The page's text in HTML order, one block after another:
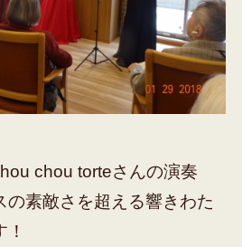
chou torteさんの演奏
の素敵さを超える響きわた